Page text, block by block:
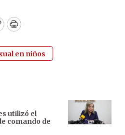
Print
en niños
utilizó el
comando de